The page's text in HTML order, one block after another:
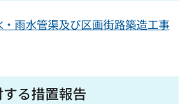
雨水管渠及び区画街路築造工事
る措置報告